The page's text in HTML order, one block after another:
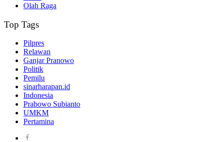
Olah Raga
Top Tags
Pilpres
Relawan
Ganjar Pranowo
Politik
Pemilu
sinarharapan.id
Indonesia
Prabowo Subianto
UMKM
Pertamina